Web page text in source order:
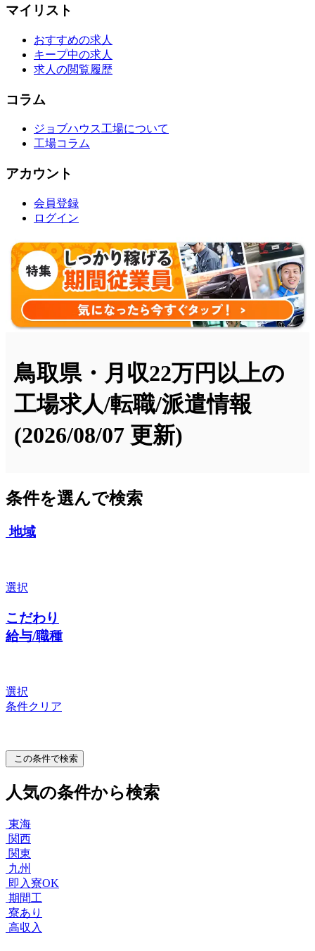
マイリスト
おすすめの求人
キープ中の求人
求人の閲覧履歴
コラム
ジョブハウス工場について
工場コラム
アカウント
会員登録
ログイン
鳥取県・月収22万円以上の
工場求人/転職/派遣情報
(2026/08/07 更新)
条件を選んで検索
地域
選択
こだわり
給与/職種
選択
条件クリア
この条件で検索
人気の条件から検索
東海
関西
関東
九州
即入寮OK
期間工
寮あり
高収入